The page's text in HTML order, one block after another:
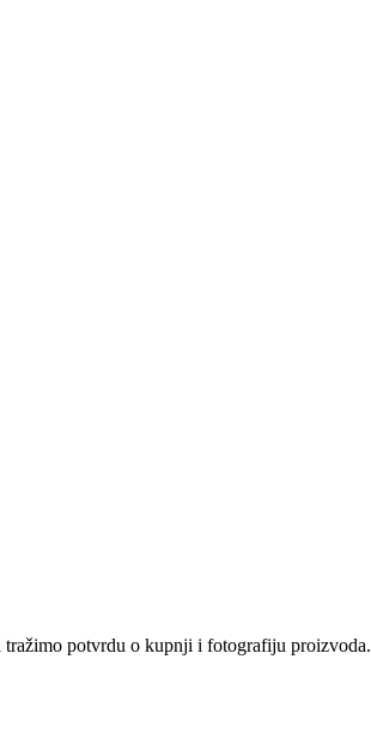
tražimo potvrdu o kupnji i fotografiju proizvoda.